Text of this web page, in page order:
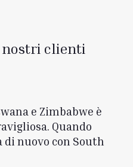
nostri clienti
e Zimbabwe è
Quando
nuovo con South